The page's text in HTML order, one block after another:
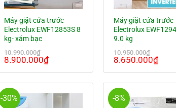
Máy giặt cửa trước
Electrolux EWF12853S 8
kg- xám bạc
10.990.000₫
Giá
10.990.000₫.
8.900.000₫Giá
là:
8.900.000₫.
Máy giặt cửa trước
Electrolux
9.0 kg
10.950.000₫
Giá
10.950.000₫.
8.650.000₫Giá
là:
-30% -8%